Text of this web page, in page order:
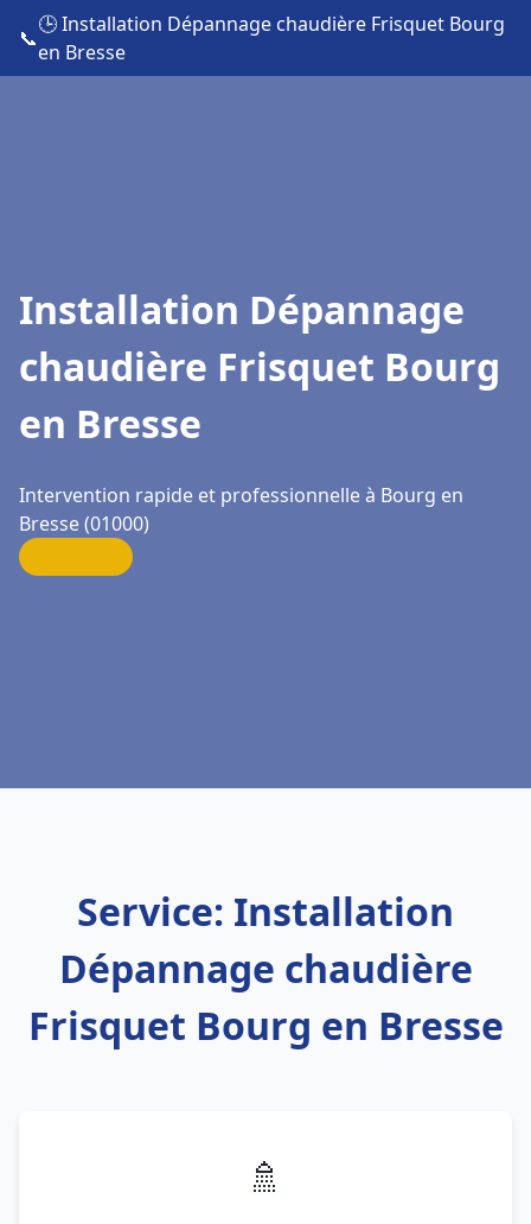
📞
🕒 Installation Dépannage chaudière Frisquet Bourg
en Bresse
Installation Dépannage
chaudière Frisquet Bourg
en Bresse
Intervention rapide et professionnelle à Bourg en
Bresse (01000)
Service: Installation
Dépannage chaudière
Frisquet Bourg en Bresse
🚿